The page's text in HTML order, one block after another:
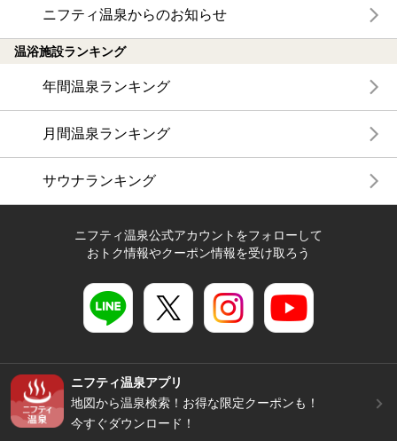
ニフティ温泉からのお知らせ
温浴施設ランキング
年間温泉ランキング
月間温泉ランキング
サウナランキング
ニフティ温泉公式アカウントをフォローして
おトク情報やクーポン情報を受け取ろう
ニフティ温泉アプリ
地図から温泉検索！お得な限定クーポンも！
今すぐダウンロード！